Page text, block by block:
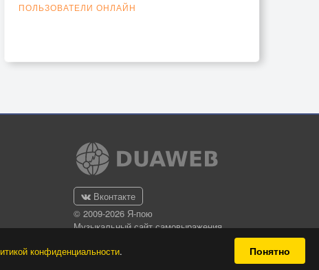
конфиденциальности. Понятно
ПОЛЬЗОВАТЕЛИ ОНЛАЙН
Вконтакте
© 2009-2026 Я-пою
Музыкальный сайт самовыражения